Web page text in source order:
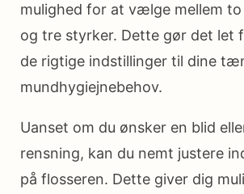
mulighed for at vælge mellem
og tre styrker. Dette gør det let
de rigtige indstillinger til dine
mundhygiejnebehov.
Uanset om du ønsker en blid
rensning, kan du nemt justere
på flosseren. Dette giver dig